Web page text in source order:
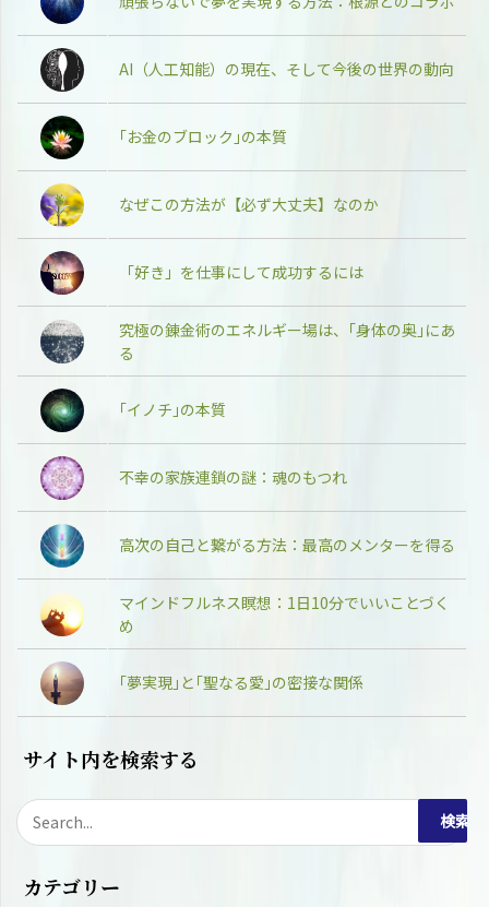
AI（人工知能）の現在、そして今後の世界の動向
｢お金のブロック｣の本質
なぜこの方法が【必ず大丈夫】なのか
「好き」を仕事にして成功するには
究極の錬金術のエネルギー場は、｢身体の奥｣にあ
る
｢イノチ｣の本質
不幸の家族連鎖の謎：魂のもつれ
高次の自己と繋がる方法：最高のメンターを得る
マインドフルネス瞑想：1日10分でいいことづく
め
｢夢実現｣と｢聖なる愛｣の密接な関係
サイト内を検索する
検
対
カテゴリー